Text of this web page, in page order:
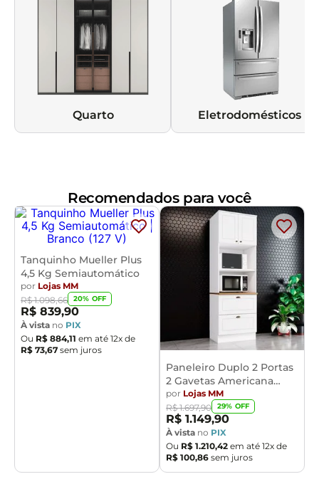
Quarto Eletrodomésticos
Recomendados para você
Tanquinho Mueller Plus
4,5 Kg Semiautomático
por Lojas MM
R$ 1.098,66 20% OFF
R$ 839,90
À vista no PIX
Ou R$ 884,11 em até 12x de
R$ 73,67 sem juros
Paneleiro Duplo 2 Portas
2 Gavetas Americana
Henn
por Lojas MM
R$ 1.697,90 29% OFF
R$ 1.149,90
À vista no PIX
Ou R$ 1.210,42 em até 12x de
R$ 100,86 sem juros